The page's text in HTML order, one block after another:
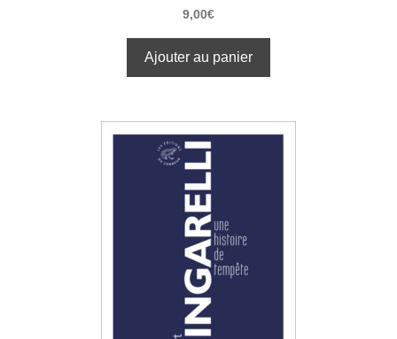
9,00€
Ajouter au panier